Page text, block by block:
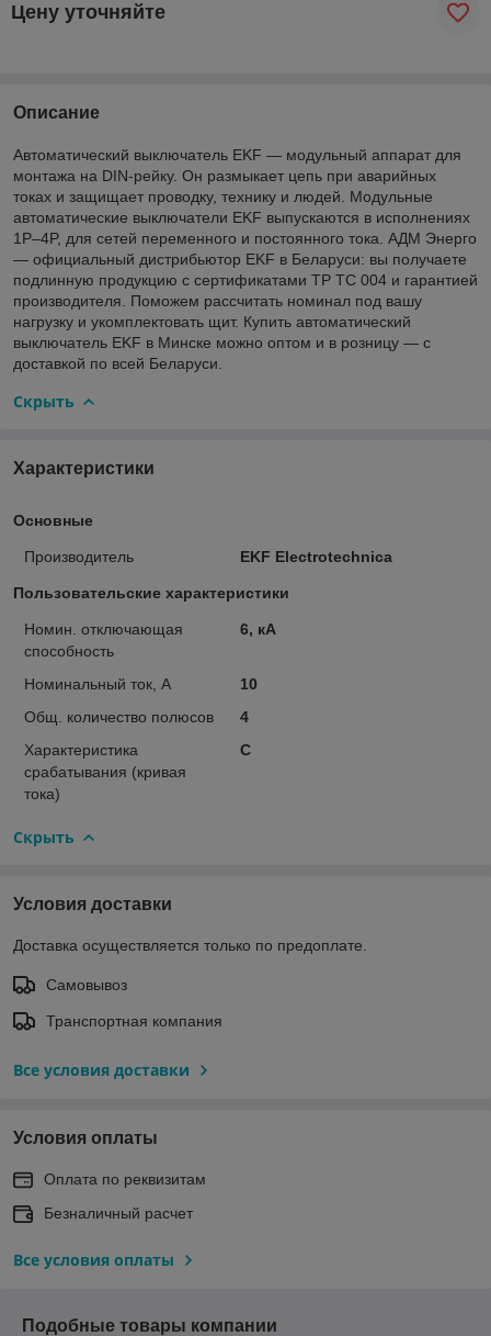
Цену уточняйте
Описание
Автоматический выключатель EKF — модульный аппарат для
монтажа на DIN-рейку. Он размыкает цепь при аварийных
токах и защищает проводку, технику и людей. Модульные
автоматические выключатели EKF выпускаются в исполнениях
1P–4P, для сетей переменного и постоянного тока. АДМ Энерго
— официальный дистрибьютор EKF в Беларуси: вы получаете
подлинную продукцию с сертификатами ТР ТС 004 и гарантией
производителя. Поможем рассчитать номинал под вашу
нагрузку и укомплектовать щит. Купить автоматический
выключатель EKF в Минске можно оптом и в розницу — с
доставкой по всей Беларуси.
Скрыть
Характеристики
Основные
Производитель EKF Electrotechnica
Пользовательские характеристики
Номин. отключающая
способность
6, кА
Номинальный ток, А
10
Общ. количество полюсов
4
Характеристика
срабатывания (кривая
тока)
C
Скрыть
Условия доставки
Доставка осуществляется только по предоплате.
Самовывоз
Транспортная компания
Все условия доставки
Условия оплаты
Оплата по реквизитам
Безналичный расчет
Все условия оплаты
Подобные товары компании